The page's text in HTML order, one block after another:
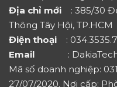
Địa chỉ mới
: 385/30
Thông Tây Hội, TP.HCM
Điện thoại :
Email :
Mã số doanh nghiệp:
27/07/2020. Nơi cấp: